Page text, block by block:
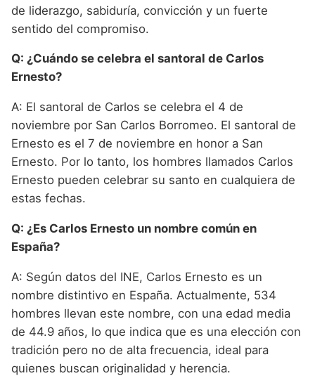
de liderazgo, sabiduría, convicción y un fuerte
sentido del compromiso.
Q: ¿Cuándo se celebra el santoral de Carlos
Ernesto?
A: El santoral de Carlos se celebra el 4 de
noviembre por San Carlos Borromeo. El santoral de
Ernesto es el 7 de noviembre en honor a San
Ernesto. Por lo tanto, los hombres llamados Carlos
Ernesto pueden celebrar su santo en cualquiera de
estas fechas.
Q: ¿Es Carlos Ernesto un nombre común en
España?
A: Según datos del INE, Carlos Ernesto es un
nombre distintivo en España. Actualmente, 534
hombres llevan este nombre, con una edad media
de 44.9 años, lo que indica que es una elección con
tradición pero no de alta frecuencia, ideal para
quienes buscan originalidad y herencia.